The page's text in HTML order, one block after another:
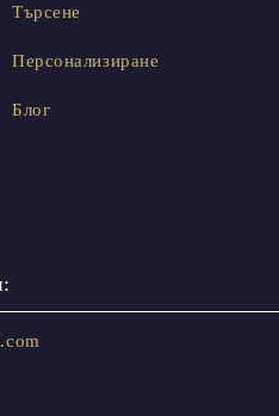
Търсене
Персонализиране
Блог